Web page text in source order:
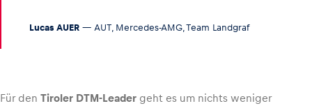
Lucas AUER — AUT, Mercedes-AMG, Team Landgraf
Für den Tiroler DTM-Leader geht es um nichts weniger